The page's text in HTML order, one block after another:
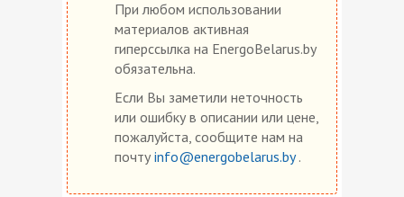
При любом использовании
материалов активная
гиперссылка на EnergoBelarus.by
обязательна.
Если Вы заметили неточность
или ошибку в описании или цене,
пожалуйста, сообщите нам на
почту info@energobelarus.by.